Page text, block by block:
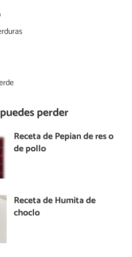
perder
Receta de Pepian de res o
de pollo
Receta de Humita de
choclo